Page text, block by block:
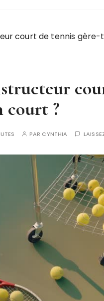
court de tennis gère-
court ?
PAR CYNTHIA